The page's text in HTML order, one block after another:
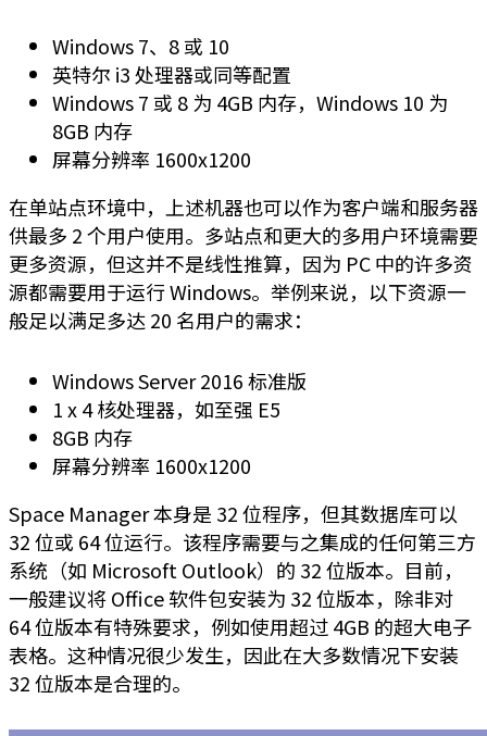
Windows 7、8 或 10
英特尔 i3 处理器或同等配置
Windows 7 或 8 为 4GB 内存，Windows 10 为
8GB 内存
屏幕分辨率 1600x1200
在单站点环境中，上述机器也可以作为客户端和服务器
供最多 2 个用户使用。多站点和更大的多用户环境需要
更多资源，但这并不是线性推算，因为 PC 中的许多资
源都需要用于运行 Windows。举例来说，以下资源一
般足以满足多达 20 名用户的需求：
Windows Server 2016 标准版
1 x 4 核处理器，如至强 E5
8GB 内存
屏幕分辨率 1600x1200
Space Manager 本身是 32 位程序，但其数据库可以
32 位或 64 位运行。该程序需要与之集成的任何第三方
系统（如 Microsoft Outlook）的 32 位版本。目前，
一般建议将 Office 软件包安装为 32 位版本，除非对
64 位版本有特殊要求，例如使用超过 4GB 的超大电子
表格。这种情况很少发生，因此在大多数情况下安装
32 位版本是合理的。